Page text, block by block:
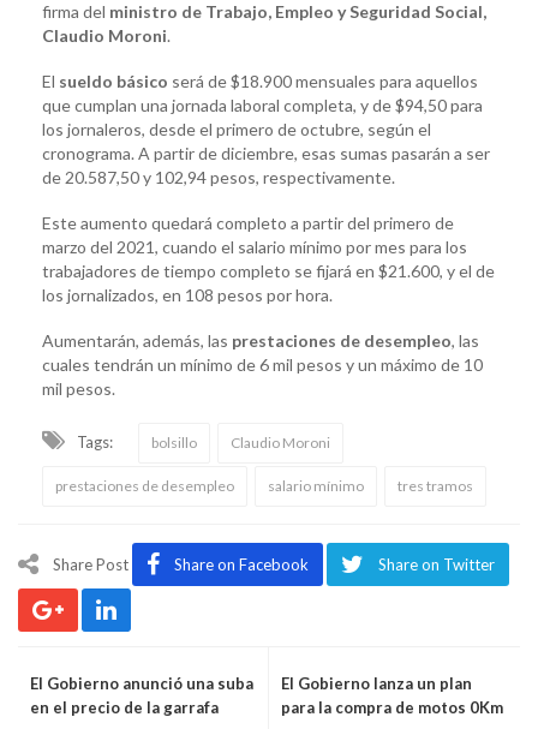
firma del ministro de Trabajo, Empleo y Seguridad Social,
Claudio Moroni.
El sueldo básico será de $18.900 mensuales para aquellos
que cumplan una jornada laboral completa, y de $94,50 para
los jornaleros, desde el primero de octubre, según el
cronograma. A partir de diciembre, esas sumas pasarán a ser
de 20.587,50 y 102,94 pesos, respectivamente.
Este aumento quedará completo a partir del primero de
marzo del 2021, cuando el salario mínimo por mes para los
trabajadores de tiempo completo se fijará en $21.600, y el de
los jornalizados, en 108 pesos por hora.
Aumentarán, además, las prestaciones de desempleo, las
cuales tendrán un mínimo de 6 mil pesos y un máximo de 10
mil pesos.
Tags: bolsillo Claudio Moroni
prestaciones de desempleo salario mínimo tres tramos
Share Post Share on Facebook Share on Twitter
El Gobierno anunció una suba
en el precio de la garrafa
El Gobierno lanza un plan
para la compra de motos 0Km